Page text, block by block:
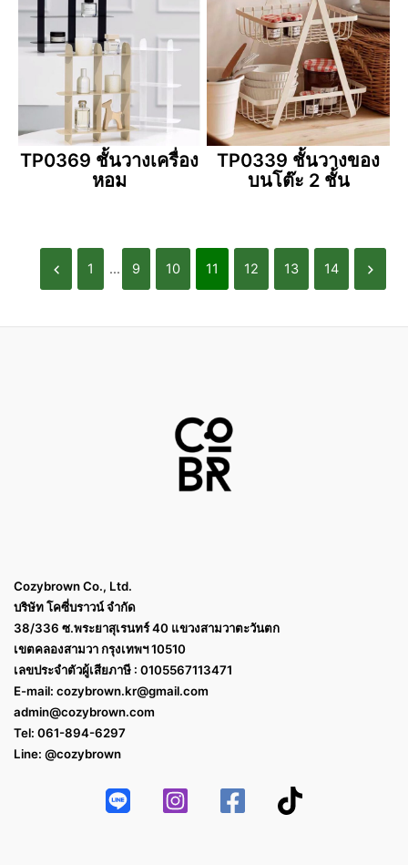
TP0369 ชั้นวางเครื่อง
หอม
TP0339 ชั้นวางของ
บนโต๊ะ 2 ชั้น
1 ... 9 10 11 12 13 14
Cozybrown Co., Ltd.
บริษัท โคซี่บราวน์ จำกัด
38/336 ซ.พระยาสุเรนทร์ 40 แขวงสามวาตะวันตก
เขตคลองสามวา กรุงเทพฯ 10510
เลขประจำตัวผู้เสียภาษี : 0105567113471
E-mail: cozybrown.kr@gmail.com
admin@cozybrown.com
Tel: 061-894-6297
Line: @cozybrown